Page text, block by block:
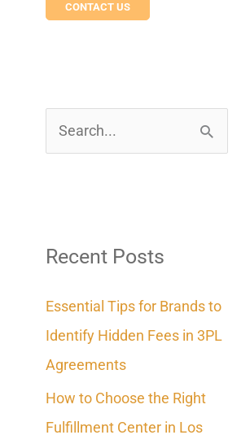
CONTACT US
c
f
o
r
Recent Posts
Essential Tips for Brands to
Identify Hidden Fees in 3PL
Agreements
How to Choose the Right
Fulfillment Center in Los